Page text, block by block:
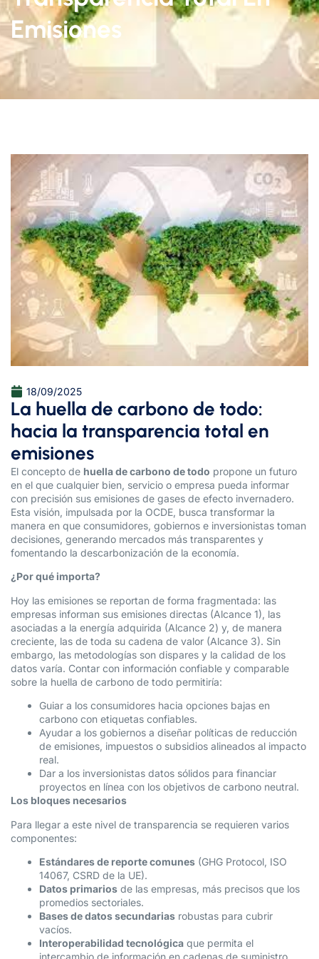
Emisiones
18/09/2025
La huella de carbono de todo:
hacia la transparencia total en
emisiones
El concepto de huella de carbono de todo propone un futuro
en el que cualquier bien, servicio o empresa pueda informar
con precisión sus emisiones de gases de efecto invernadero.
Esta visión, impulsada por la OCDE, busca transformar la
manera en que consumidores, gobiernos e inversionistas toman
decisiones, generando mercados más transparentes y
fomentando la descarbonización de la economía.
¿Por qué importa?
Hoy las emisiones se reportan de forma fragmentada: las
empresas informan sus emisiones directas (Alcance 1), las
asociadas a la energía adquirida (Alcance 2) y, de manera
creciente, las de toda su cadena de valor (Alcance 3). Sin
embargo, las metodologías son dispares y la calidad de los
datos varía. Contar con información confiable y comparable
sobre la huella de carbono de todo permitiría:
Guiar a los consumidores hacia opciones bajas en
carbono con etiquetas confiables.
Ayudar a los gobiernos a diseñar políticas de reducción
de emisiones, impuestos o subsidios alineados al impacto
real.
Dar a los inversionistas datos sólidos para financiar
proyectos en línea con los objetivos de carbono neutral.
Los bloques necesarios
Para llegar a este nivel de transparencia se requieren varios
componentes:
Estándares de reporte comunes (GHG Protocol, ISO
14067, CSRD de la UE).
Datos primarios de las empresas, más precisos que los
promedios sectoriales.
Bases de datos secundarias robustas para cubrir
vacíos.
Interoperabilidad tecnológica que permita el
intercambio de información en cadenas de suministro